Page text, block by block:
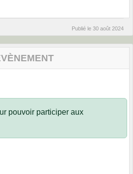
Publié le 30 août 2024
pouvoir participer aux